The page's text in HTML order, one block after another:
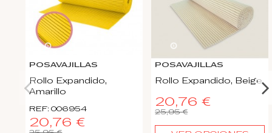
22d.
POSAVAJILLAS
Rollo Expandido,
Amarillo
REF: 006954
20,76 €
d.10:
POSAVAJILLAS
Rollo Expandido, Beige
20,76 €
25,95 €